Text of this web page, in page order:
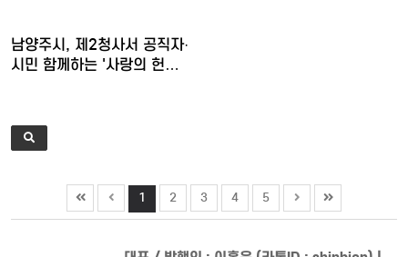
남양주시, 제2청사서 공직자·
시민 함께하는 '사랑의 헌…
1 2 3 4 5